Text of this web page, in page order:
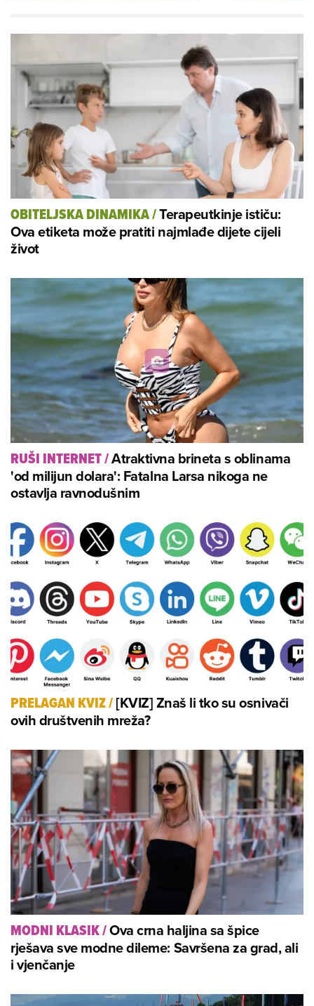
OBITELJSKA DINAMIKA/Terapeutkinje ističu:
Ova etiketa može pratiti najmlađe dijete cijeli
život
RUŠI INTERNET/Atraktivna brineta s oblinama
'od milijun dolara': Fatalna Larsa nikoga ne
ostavlja ravnodušnim
PRELAGAN KVIZ/[KVIZ] Znaš li tko su osnivači
ovih društvenih mreža?
MODNI KLASIK/Ova crna haljina sa špice
rješava sve modne dileme: Savršena za grad, ali
i vjenčanje